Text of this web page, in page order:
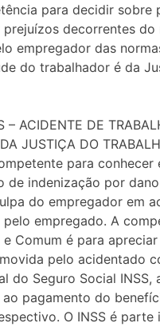
para decidir sobre
decorrentes do
empregador das
do trabalhador é da
– ACIDENTE DE
JUSTIÇA DO
para conhecer
de indenização por
do empregador em
empregado. A
Comum é para
pelo acidentado
do Seguro Social INSS,
pagamento do
O INSS é parte